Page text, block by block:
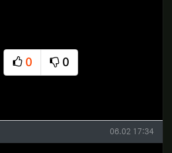
0
추천
0
비추천
댓글 작성일
06.02 17:34